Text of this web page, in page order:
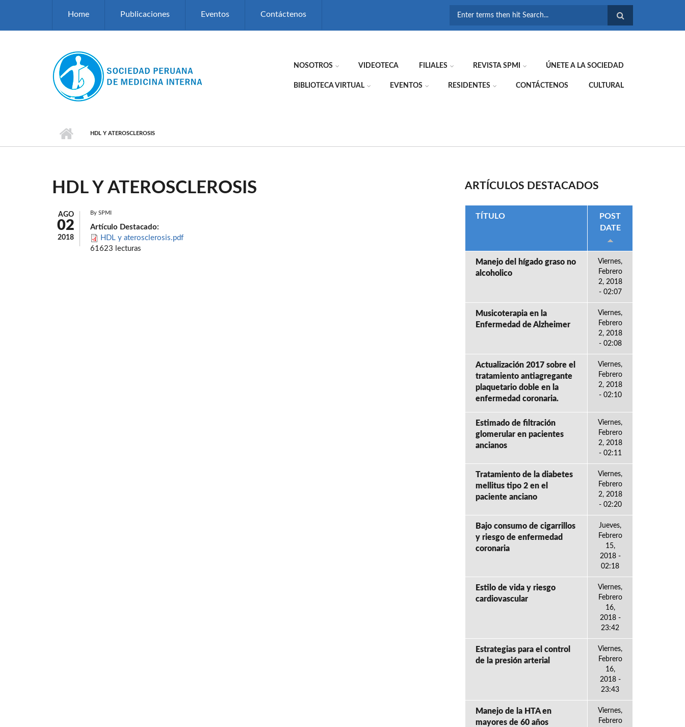
Home Publicaciones Eventos Contáctenos
NOSOTROS VIDEOTECA FILIALES REVISTA SPMI ÚNETE A LA SOCIEDAD
BIBLIOTECA VIRTUAL EVENTOS RESIDENTES CONTÁCTENOS CULTURAL
HDL Y ATEROSCLEROSIS
HDL Y ATEROSCLEROSIS
AGO
02
2018
By SPMI
Artículo Destacado:
HDL y aterosclerosis.pdf
61623 lecturas
ARTÍCULOS DESTACADOS
TÍTULO
POST
DATE
Manejo del hígado graso no
alcoholico
Viernes,
Febrero
2, 2018
- 02:07
Musicoterapia en la
Enfermedad de Alzheimer
Viernes,
Febrero
2, 2018
- 02:08
Actualización 2017 sobre el
tratamiento antiagregante
plaquetario doble en la
enfermedad coronaria.
Viernes,
Febrero
2, 2018
- 02:10
Estimado de filtración
glomerular en pacientes
ancianos
Viernes,
Febrero
2, 2018
- 02:11
Tratamiento de la diabetes
mellitus tipo 2 en el
paciente anciano
Viernes,
Febrero
2, 2018
- 02:20
Bajo consumo de cigarrillos
y riesgo de enfermedad
coronaria
Jueves,
Febrero
15,
2018 -
02:18
Estilo de vida y riesgo
cardiovascular
Viernes,
Febrero
16,
2018 -
23:42
Estrategias para el control
de la presión arterial
Viernes,
Febrero
16,
2018 -
23:43
Manejo de la HTA en
mayores de 60 años
Viernes,
Febrero